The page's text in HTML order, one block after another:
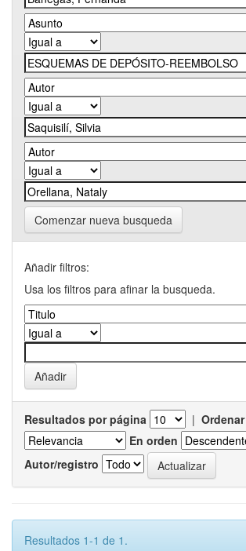
Comenzar nueva busqueda
Añadir filtros:
Usa los filtros para afinar la busqueda.
Resultados por página |
En orden
Autor/registro
Resultados 1-1 de 1.